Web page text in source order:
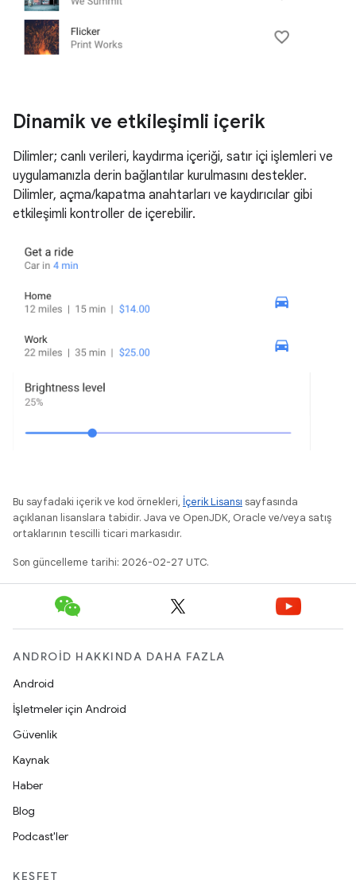
Dinamik ve etkileşimli içerik
Dilimler; canlı verileri, kaydırma içeriği, satır içi işlemleri ve
uygulamanızla derin bağlantılar kurulmasını destekler.
Dilimler, açma/kapatma anahtarları ve kaydırıcılar gibi
etkileşimli kontroller de içerebilir.
Bu sayfadaki içerik ve kod örnekleri, İçerik Lisansı sayfasında
açıklanan lisanslara tabidir. Java ve OpenJDK, Oracle ve/veya satış
ortaklarının tescilli ticari markasıdır.
Son güncelleme tarihi: 2026-02-27 UTC.
ANDROID HAKKINDA DAHA FAZLA
Android
İşletmeler için Android
Güvenlik
Kaynak
Haber
Blog
Podcast'ler
KEŞFET